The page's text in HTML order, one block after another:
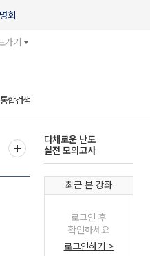
회
가기
통합검색
현우진의
킬링캠프 시즌1
최근 본 강좌
로그인 후
확인하세요
로그인하기 >